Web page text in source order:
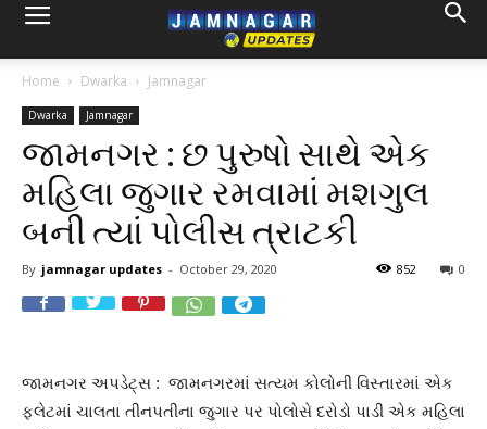
Home Dwarka Jamnagar
Dwarka Jamnagar
જામનગર : છ પુરુષો સાથે એક
મહિલા જુગાર રમવામાં મશગુલ
બની ત્યાં પોલીસ ત્રાટકી
By jamnagar updates - October 29, 2020 0
852
જામનગર અપડેટ્સ : જામનગરમાં સત્યમ કોલોની વિસ્તારમાં એક
ફ્લેટમાં ચાલતા તીનપતીના જુગાર પર પોલોસે દરોડો પાડી એક મહિલા